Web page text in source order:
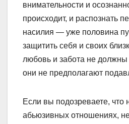
внимательности и
происходит, и распознать
насилия — уже половина
защитить себя и своих
любовь и забота не должны
они не предполагают
Если вы подозреваете, что
абьюзивных отношениях,